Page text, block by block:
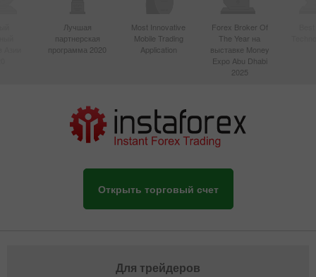
Лучшая
партнерская
программа 2020
Most Innovative
Mobile Trading
Application
Forex Broker Of
The Year на
выставке Money
Expo Abu Dhabi
2025
Открыть торговый счет
Для трейдеров